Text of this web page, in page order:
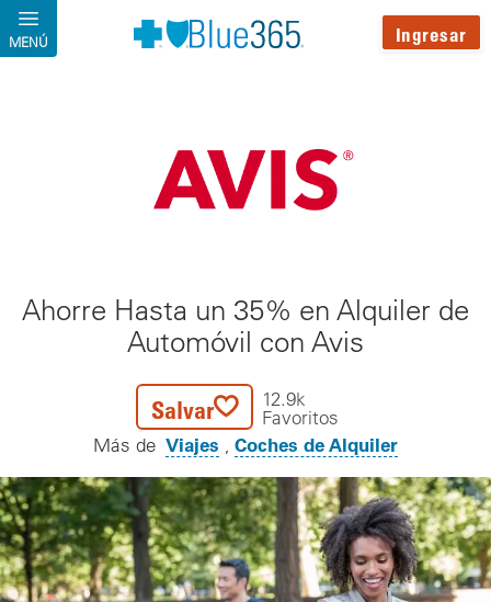
Pasar al contenido principal
MENÚ Ingresar
Ahorre Hasta un 35% en Alquiler de
Automóvil con Avis
Salvar
12.9k
Favoritos
Más de Viajes Coches de Alquiler